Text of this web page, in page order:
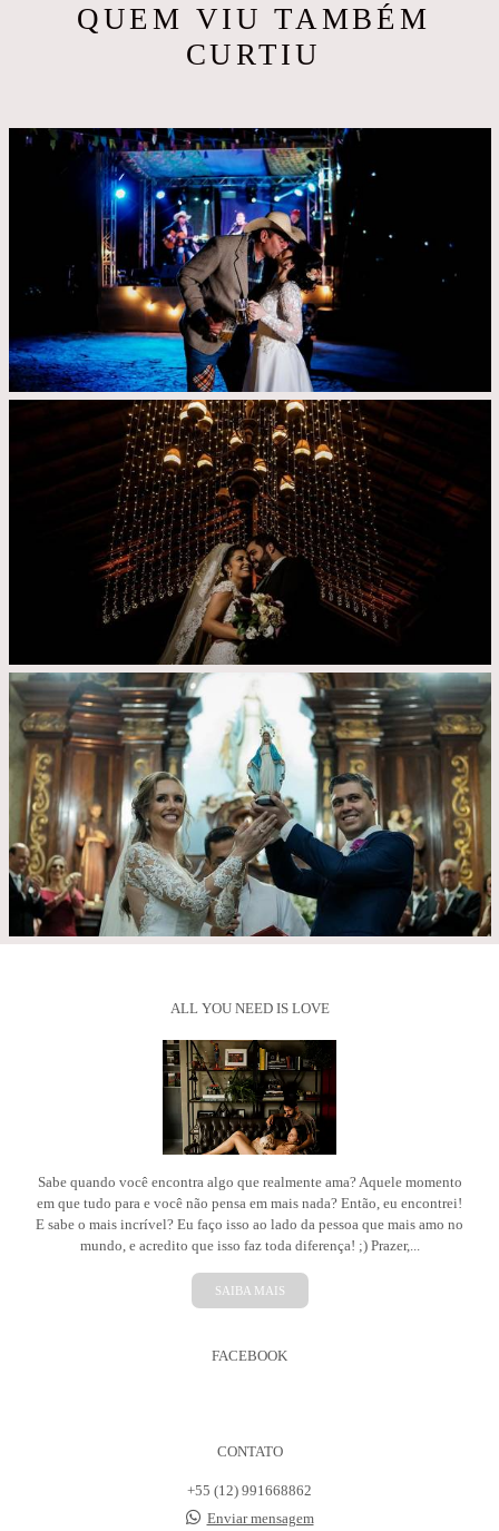
QUEM VIU TAMBÉM
CURTIU
ALL YOU NEED IS LOVE
Sabe quando você encontra algo que realmente ama? Aquele momento
em que tudo para e você não pensa em mais nada? Então, eu encontrei!
E sabe o mais incrível? Eu faço isso ao lado da pessoa que mais amo no
mundo, e acredito que isso faz toda diferença! ;) Prazer,...
SAIBA MAIS
FACEBOOK
CONTATO
+55 (12) 991668862
Enviar mensagem